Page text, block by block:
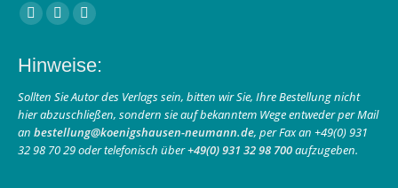
Finden Sie uns auf:
Facebook
opens
in
new
window
Instagram
opens
in
new
window
E-
page
opens
in
new
window
Hinweise:
Sollten Sie Autor des Verlags sein, bitten wir Sie, Ihre Bestellung nicht
hier abzuschließen, sondern sie auf bekanntem Wege entweder per Mail
an bestellung@koenigshausen-neumann.de, per Fax an +49(0) 931
32 98 70 29 oder telefonisch über+49(0) 931 32 98 700aufzugeben.